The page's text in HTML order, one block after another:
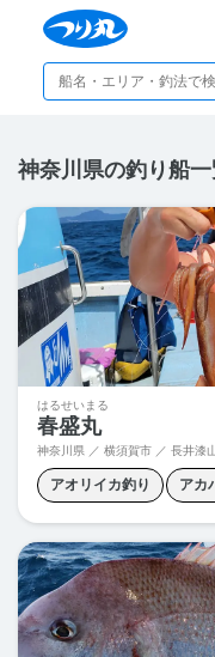
神奈川県の釣り船
はるせいまる
春盛丸
神奈川県 ／ 横須賀市 ／ 長井漆
アオリイカ釣り アカ
スルメイカ釣り マル